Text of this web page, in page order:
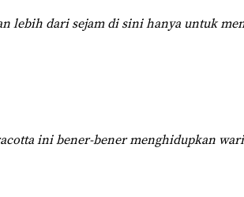
lebih dari sejam di sini hanya untuk
ini bener-bener menghidupkan